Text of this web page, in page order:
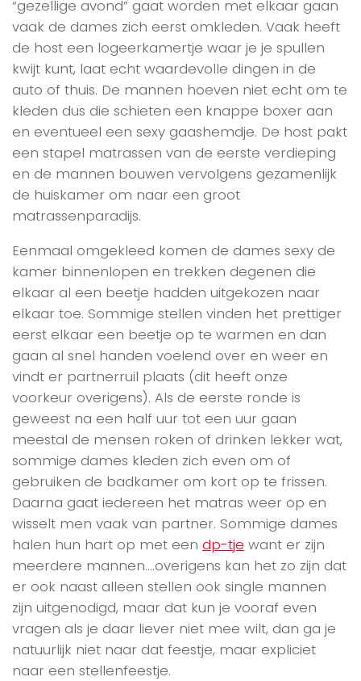
“gezellige avond” gaat worden met elkaar gaan
vaak de dames zich eerst omkleden. Vaak heeft
de host een logeerkamertje waar je je spullen
kwijt kunt, laat echt waardevolle dingen in de
auto of thuis. De mannen hoeven niet echt om te
kleden dus die schieten een knappe boxer aan
en eventueel een sexy gaashemdje. De host pakt
een stapel matrassen van de eerste verdieping
en de mannen bouwen vervolgens gezamenlijk
de huiskamer om naar een groot
matrassenparadijs.
Eenmaal omgekleed komen de dames sexy de
kamer binnenlopen en trekken degenen die
elkaar al een beetje hadden uitgekozen naar
elkaar toe. Sommige stellen vinden het prettiger
eerst elkaar een beetje op te warmen en dan
gaan al snel handen voelend over en weer en
vindt er partnerruil plaats (dit heeft onze
voorkeur overigens). Als de eerste ronde is
geweest na een half uur tot een uur gaan
meestal de mensen roken of drinken lekker wat,
sommige dames kleden zich even om of
gebruiken de badkamer om kort op te frissen.
Daarna gaat iedereen het matras weer op en
wisselt men vaak van partner. Sommige dames
halen hun hart op met een dp-tje want er zijn
meerdere mannen….overigens kan het zo zijn dat
er ook naast alleen stellen ook single mannen
zijn uitgenodigd, maar dat kun je vooraf even
vragen als je daar liever niet mee wilt, dan ga je
natuurlijk niet naar dat feestje, maar expliciet
naar een stellenfeestje.